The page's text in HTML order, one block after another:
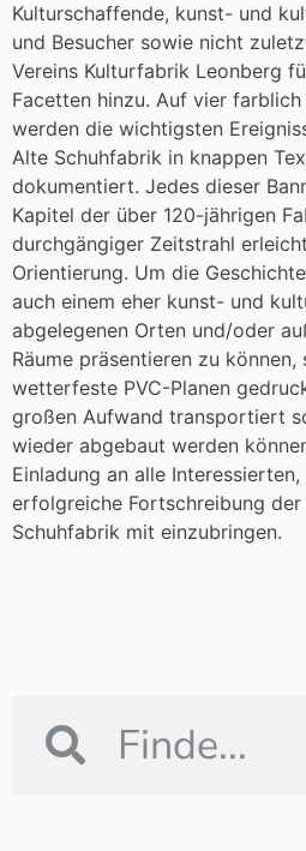
Kulturschaffende, kunst- und
und Besucher sowie nicht
Vereins Kulturfabrik Leonberg
Facetten hinzu. Auf vier
werden die wichtigsten
Alte Schuhfabrik in knappen
dokumentiert. Jedes dieser
Kapitel der über 120-jährigen
durchgängiger Zeitstrahl
Orientierung. Um die
auch einem eher kunst- und
abgelegenen Orten und/oder
Räume präsentieren zu
wetterfeste PVC-Planen
großen Aufwand transportiert
wieder abgebaut werden
Einladung an alle
erfolgreiche Fortschreibung
Schuhfabrik mit einzubringen.